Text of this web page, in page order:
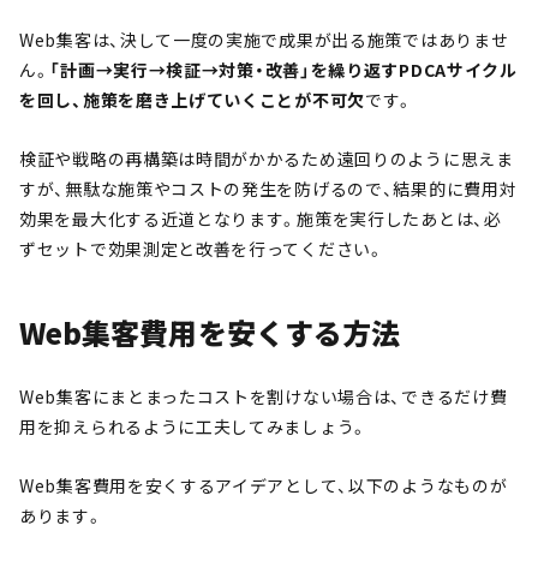
Web集客は、決して一度の実施で成果が出る施策ではありませ
ん。 「計画→実行→検証→対策・改善」を繰り返すPDCAサイクル
を回し、施策を磨き上げていくことが不可欠です。
検証や戦略の再構築は時間がかかるため遠回りのように思えま
すが、無駄な施策やコストの発生を防げるので、結果的に費用対
効果を最大化する近道となります。施策を実行したあとは、必
ずセットで効果測定と改善を行ってください。
Web集客費用を安くする方法
Web集客にまとまったコストを割けない場合は、できるだけ費
用を抑えられるように工夫してみましょう。
Web集客費用を安くするアイデアとして、以下のようなものが
あります。